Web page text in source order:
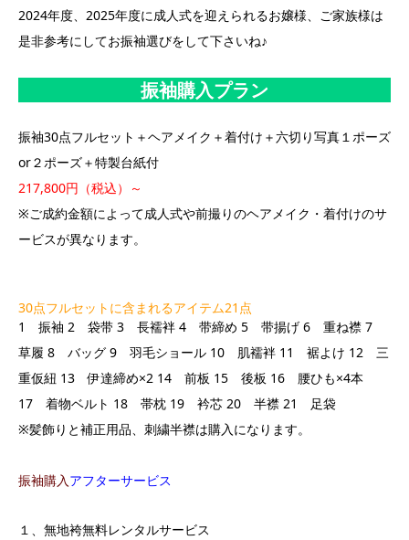
2024年度、2025年度に成人式を迎えられるお嬢様、ご家族様は
是非参考にしてお振袖選びをして下さいね♪
振袖購入プラン
振袖30点フルセット＋ヘアメイク＋着付け＋六切り写真１ポーズ
or２ポーズ＋特製台紙付
217,800円 （税込）～
※ご成約金額によって成人式や前撮りのヘアメイク・着付けのサ
ービスが異なります。
30点フルセットに含まれるアイテム21点
1 振袖 2 袋带 3 長襦袢 4 带締め 5 带揚げ 6 重ね襟 7
草履 8 バッグ 9 羽毛ショール 10 肌襦袢 11 裾よけ 12 三
重仮紐 13 伊達締め×2 14 前板 15 後板 16 腰ひも×4本
17 着物ベルト 18 帯枕 19 衿芯 20 半襟 21 足袋
※髪飾りと補正用品、刺繍半襟は購入になります。
振袖購入アフターサービス
１、無地袴無料レンタルサービス